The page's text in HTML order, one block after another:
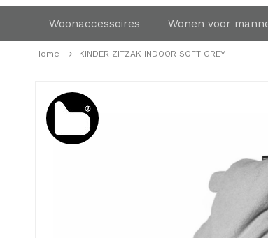
Woonaccessoires Wonen voor
Home KINDER ZITZAK INDOOR SOFT GREY